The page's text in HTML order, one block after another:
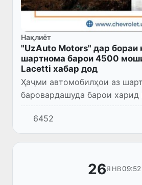
Нақлиёт
"UzAuto Motors" дар
шартнома барои 4500
Lacetti хабар дод
Ҳаҷми автомобилҳои аз
баровардашуда барои
карда мешаванд. Фурӯши
соати 10:00 баргузор
6452
26ЯНВ09:52